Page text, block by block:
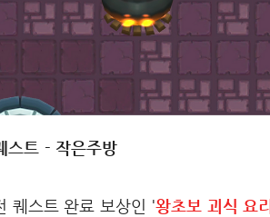
스트 - 작은주방
퀘스트 완료 보상인 '왕초보 괴식 요리